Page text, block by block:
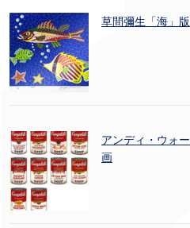
草間彌生「海」
アンディ・ウォ
画